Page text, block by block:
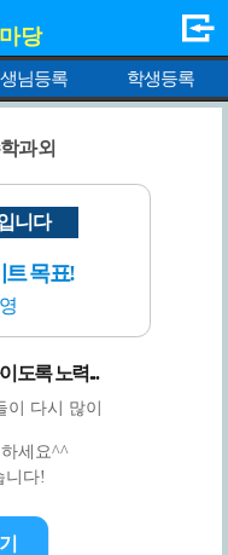
마당
님등록 학생등록
과외
니다
트 목표!
도록 노력...
다시 많이
세요^^
니다!